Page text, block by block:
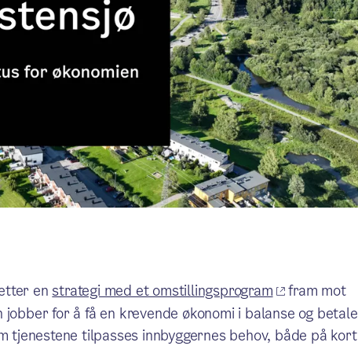
en strategi med et omstillingsprogram
fram mot
for å få en krevende økonomi i balanse og betale
tjenestene tilpasses innbyggernes behov, både på kort